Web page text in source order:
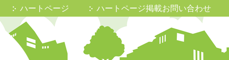
ハートページ ハートページ掲載お問い合わせ